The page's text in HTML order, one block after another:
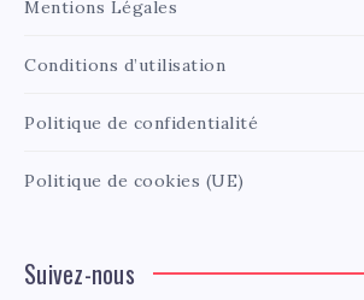
Mentions Légales
Conditions d’utilisation
Politique de confidentialité
Politique de cookies (UE)
Suivez-nous